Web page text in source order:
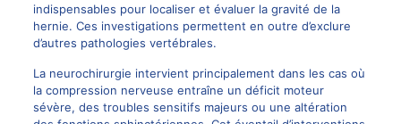
indispensables pour localiser et évaluer la gravité de la
hernie. Ces investigations permettent en outre d’exclure
d’autres pathologies vertébrales.
La neurochirurgie intervient principalement dans les cas où
la compression nerveuse entraîne un déficit moteur
sévère, des troubles sensitifs majeurs ou une altération